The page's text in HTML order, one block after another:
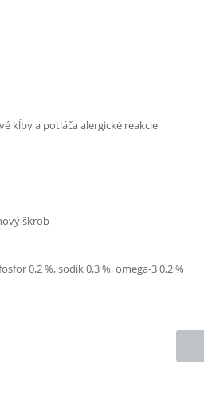
kĺby a potláča alergické reakcie
škrob
0,2 %, sodík 0,3 %, omega-3 0,2 %